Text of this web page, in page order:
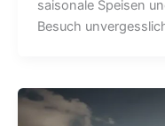
saisonale Speisen
Besuch